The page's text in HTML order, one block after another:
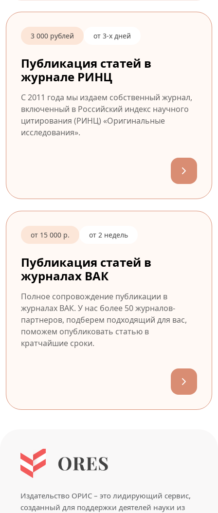
3 000 рублей от 3-х дней
Публикация статей в
журнале РИНЦ
С 2011 года мы издаем собственный журнал,
включенный в Российский индекс научного
цитирования (РИНЦ) «Оригинальные
исследования».
от 15 000 р. от 2 недель
Публикация статей в
журналах ВАК
Полное сопровождение публикации в
журналах ВАК. У нас более 50 журналов-
партнеров, подберем подходящий для вас,
поможем опубликовать статью в
кратчайшие сроки.
Издательство ОРИС – это лидирующий сервис,
созданный для поддержки деятелей науки из